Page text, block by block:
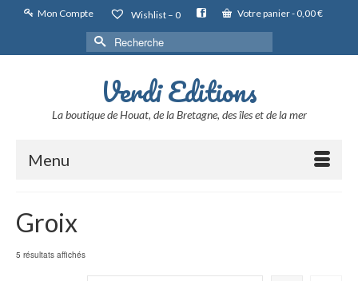
Mon Compte Wishlist – 0 Votre panier- 0,00€
Rechercher :
Verdi Editions
La boutique de Houat, de la Bretagne, des îles et de la mer
Menu
Groix
5 résultats affichés